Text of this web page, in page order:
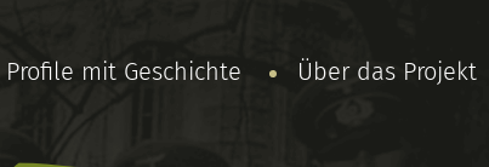
Profile mit Geschichte Über das Projekt